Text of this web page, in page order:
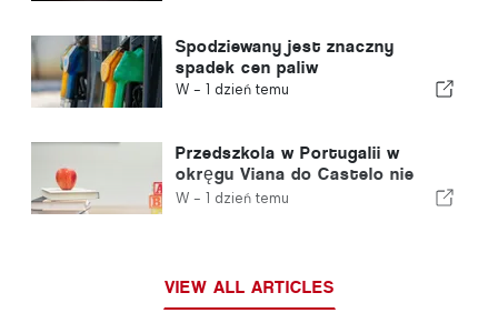
Spodziewany jest znaczny
spadek cen paliw
W - 1 dzień temu
Przedszkola w Portugalii w
okręgu Viana do Castelo nie
zostaną zamknięte
W - 1 dzień temu
VIEW ALL ARTICLES